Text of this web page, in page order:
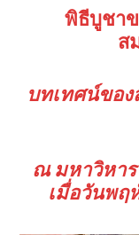
พิธีบูชา
ส
บทเทศน์ของ
ณ มหาวิหา
เมื่อวันพ